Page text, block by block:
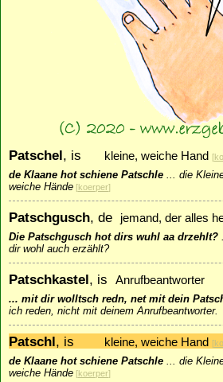
Patschel, is kleine, weiche Hand [
de Klaane hot schiene Patschle ... die
weiche Hände [koerper]
Patschgusch, de jemand, der alles
Die Patschgusch hot dirs wuhl aa drzehlt?
dir wohl auch erzählt?
Patschkastel, is Anrufbeantworter
... mit dir wolltsch redn, net mit dein
ich reden, nicht mit deinem Anrufbeantworter.
Patschl, is kleine, weiche Hand [
de Klaane hot schiene Patschle ... die
weiche Hände [koerper]